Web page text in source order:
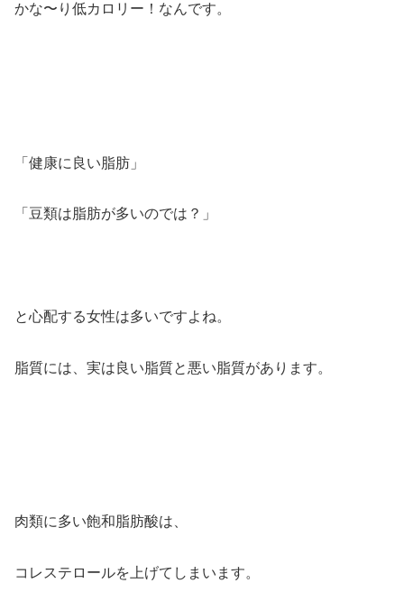
かな〜り低カロリー！なんです。
「健康に良い脂肪」
「豆類は脂肪が多いのでは？」
と心配する女性は多いですよね。
脂質には、実は良い脂質と悪い脂質があります。
肉類に多い飽和脂肪酸は、
コレステロールを上げてしまいます。